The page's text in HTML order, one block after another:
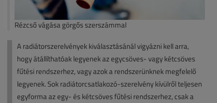
Rézcső vágása görgős szerszámmal
A radiátorszerelvények kiválasztásánál vigyázni kell arra,
hogy átállíthatóak legyenek az egycsöves- vagy kétcsöves
fűtési rendszerhez, vagy azok a rendszerünknek megfelelő
legyenek. Sok radiátorcsatlakozó-szerelvény kívülről teljesen
egyforma az egy- és kétcsöves fűtési rendszerhez, csak a